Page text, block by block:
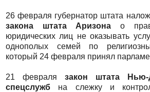
26 февраля губернатор штата
закона штата Аризона о
юридических лиц не оказывать
однополых семей по
который 24 февраля принял
21 февраля закон штата
спецслужб на слежку и